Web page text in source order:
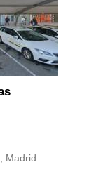
Madrid